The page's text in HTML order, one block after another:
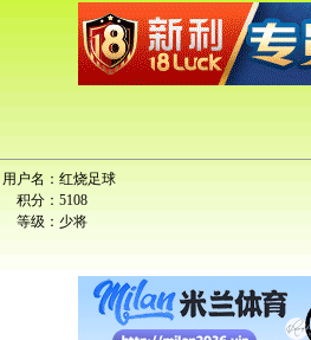
用户名： 红烧足球
积分： 5108
等级： 少将